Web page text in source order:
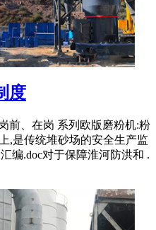
度
前、在岗 系列欧版磨粉机:粉
,是传统堆砂场的安全生产监
编.doc对于保障淮河防洪和 .